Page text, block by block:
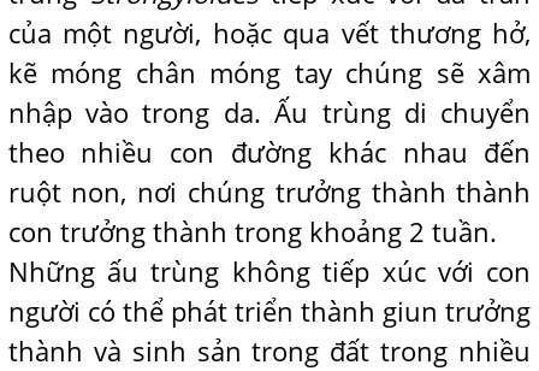
của một người, hoặc qua vết thương hở,
kẽ móng chân móng tay chúng sẽ xâm
nhập vào trong da. Ấu trùng di chuyển
theo nhiều con đường khác nhau đến
ruột non, nơi chúng trưởng thành thành
con trưởng thành trong khoảng 2 tuần.
Những ấu trùng không tiếp xúc với con
người có thể phát triển thành giun trưởng
thành và sinh sản trong đất trong nhiều